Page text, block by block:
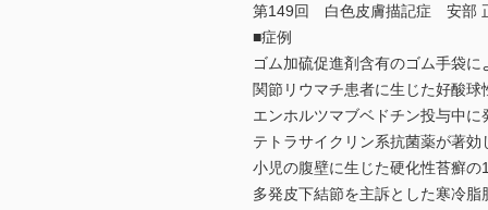
第149回 白色皮膚描記症 安部
■症例
ゴム加硫促進剤含有のゴム手袋
関節リウマチ患者に生じた好酸
エンホルツマブベドチン投与中
テトラサイクリン系抗菌薬が著
小児の腹壁に生じた硬化性苔癬
多発皮下結節を主訴とした寒冷